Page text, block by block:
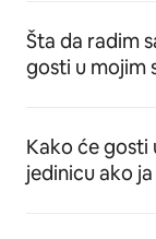
Šta da radim
gosti u mojim
Kako će gosti
jedinicu ako